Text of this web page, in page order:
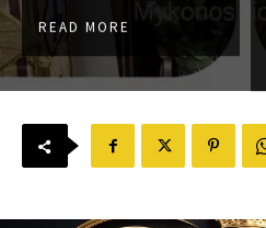
READ MORE